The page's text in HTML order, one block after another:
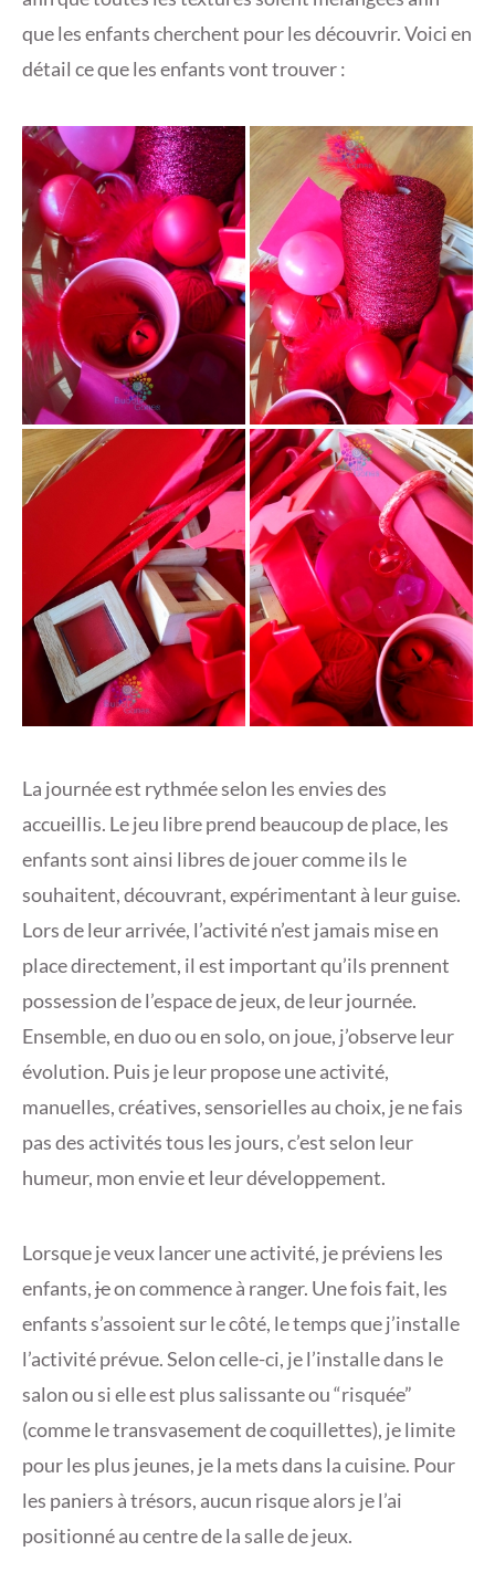
que les enfants cherchent pour les découvrir. Voici en
détail ce que les enfants vont trouver :
La journée est rythmée selon les envies des
accueillis. Le jeu libre prend beaucoup de place, les
enfants sont ainsi libres de jouer comme ils le
souhaitent, découvrant, expérimentant à leur guise.
Lors de leur arrivée, l’activité n’est jamais mise en
place directement, il est important qu’ils prennent
possession de l’espace de jeux, de leur journée.
Ensemble, en duo ou en solo, on joue, j’observe leur
évolution. Puis je leur propose une activité,
manuelles, créatives, sensorielles au choix, je ne fais
pas des activités tous les jours, c’est selon leur
humeur, mon envie et leur développement.
Lorsque je veux lancer une activité, je préviens les
enfants,jeon commence à ranger. Une fois fait, les
enfants s’assoient sur le côté, le temps que j’installe
l’activité prévue. Selon celle-ci, je l’installe dans le
salon ou si elle est plus salissante ou “risquée”
(comme le transvasement de coquillettes), je limite
pour les plus jeunes, je la mets dans la cuisine. Pour
les paniers à trésors, aucun risque alors je l’ai
positionné au centre de la salle de jeux.